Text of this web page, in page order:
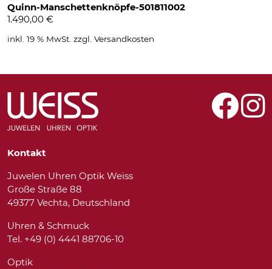
Quinn-Manschettenknöpfe-501811002
1.490,00 €
inkl. 19 % MwSt. zzgl. Versandkosten
Kontakt
Juwelen Uhren Optik Weiss
Große Straße 88
49377 Vechta, Deutschland
Uhren & Schmuck
Tel. +49 (0) 4441 88706-10
Optik